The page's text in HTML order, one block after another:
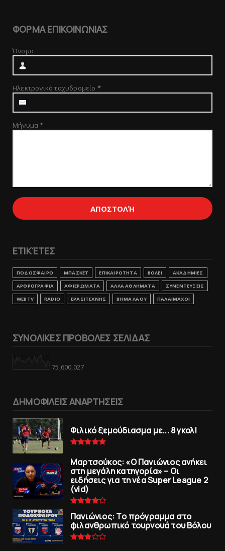
ΦΟΡΜΑ ΕΠΙΚΟΙΝΩΝΙΑΣ
Όνομα
Ηλεκτρονικό ταχυδρομείο *
Μήνυμα*
ΕΤΙΚΈΤΕΣ
ΠΟΔΟΣΦΑΙΡΟ ΜΠΑΣΚΕΤ ΕΠΙΚΑΙΡΟΤΗΤΑ ΒΟΛΕΙ
ΑΚΑΔΗΜΙΕΣ
ΑΡΘΡΟΓΡΑΦΙΑ
ΑΦΙΕΡΩΜΑΤΑ ΑΛΛΑ ΑΘΛΗΜΑΤΑ
ΣΥΝΕΝΤΕΥΞΕΙΣ
WEBTV
RADIO ΕΡΑΣΙΤΕΧΝΗΣ ΒΗΜΑ ΛΑΟΥ ΠΑΛΑΙΜΑΧΟΙ
ΣΥΝΟΛΙΚΕΣ ΠΡΟΒΟΛΕΣ ΣΕΛΙΔΑΣ
75,600,027
ΔΗΜΟΦΙΛΕΙΣ ΑΝΑΡΤΗΣΕΙΣ
Φιλικό ξεμούδιασμα με... 8 γκολ!
Μαρτσούκος: «Ο Πανιώνιος ανήκει
στη μεγάλη κατηγορία» – Οι
ειδήσεις για τη νέα Super League 2
(vid)
Πανιώνιoς: Tο πρόγραμμα στο
φιλανθρωπικό τουρνουά του Bόλου